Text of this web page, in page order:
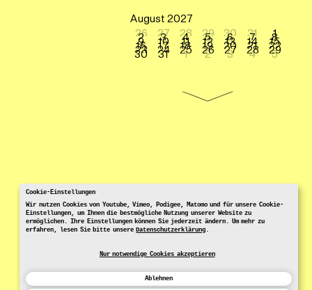
Cookie-Einstellungen
Wir nutzen Cookies von Youtube, Vimeo, Podigee, Matomo und für unsere Cookie-
Einstellungen, um Ihnen die bestmögliche Nutzung unserer Website zu
ermöglichen. Ihre Einstellungen können Sie jederzeit ändern. Um mehr zu
erfahren, lesen Sie bitte unsereDatenschutzerklärung.
Nur notwendige Cookies akzeptieren
Ablehnen
August 2027
26
27 28 29 30 31 1
2 3 4 5 6 7 8
9 10 11 12 13 14 15
16 17 18 19 20 21 22
23 24 25 26 27 28 29
30 31 1 2 3 4 5